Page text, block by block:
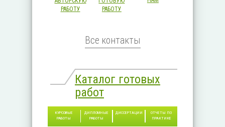
РАБОТУ
РАБОТУ
Все контакты
Каталог готовых
работ
КУРСОВЫЕ
РАБОТЫ
ДИПЛОМНЫЕ
РАБОТЫ
ДИССЕРТАЦИИ
ОТЧЕТЫ ПО
ПРАКТИКЕ